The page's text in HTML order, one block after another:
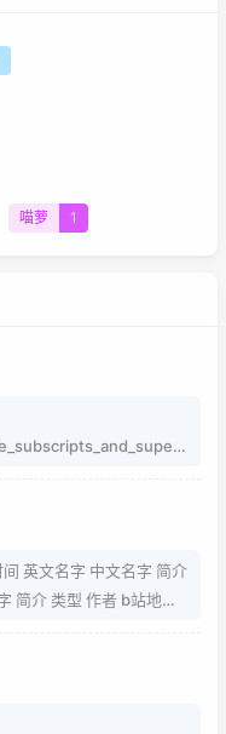
喵萝 1
在这里找到
answer/8092801
事实上用的是
出来的 但经过试验发
:上标文字 下标:下标文字
英文名字 中文名字 简介
简介 类型 作者 b站地址